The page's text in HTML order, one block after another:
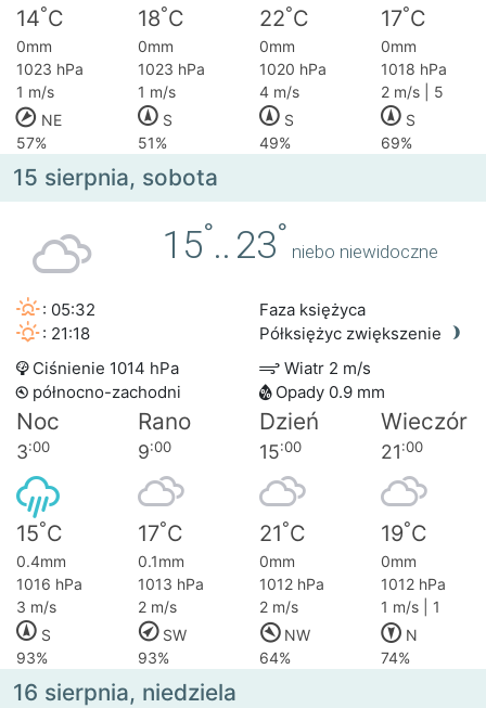
14°C 18°C 22°C 17°C
0mm 0mm 0mm
0mm
1023 hPa
1023 hPa 1020 hPa
1018 hPa
1 m/s
1 m/s 4 m/s
2 m/s | 5
NE
S S
S
57%
51% 49% 69%
15 sierpnia, sobota
15°.. 23°
niebo niewidoczne
: 05:32
: 21:18
Faza księżyca
Półksiężyc zwiększenie
Ciśnienie 1014 hPa
Wiatr 2 m/s
północno-zachodni
Opady 0.9 mm
Noc Rano Dzień Wieczór
3:00 9:00 15:00 21:00
15°C 17°C 21°C 19°C
0.4mm 0.1mm 0mm
0mm
1016 hPa
1013 hPa 1012 hPa
1012 hPa
3 m/s
2 m/s 2 m/s
1 m/s | 1
S
SW NW
N
93%
93% 64% 74%
16 sierpnia, niedziela